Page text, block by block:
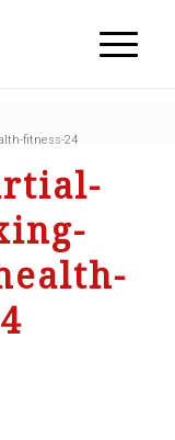
fitness-24